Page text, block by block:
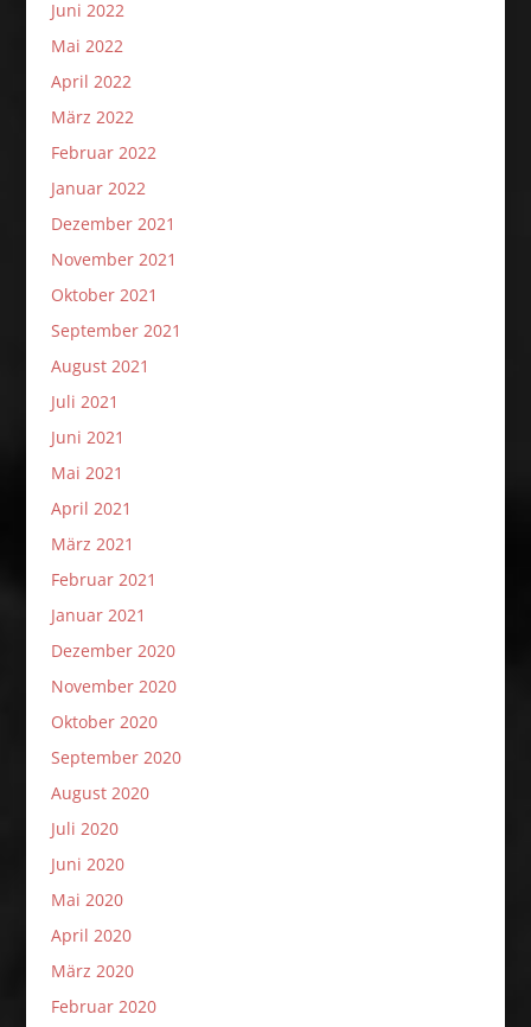
Juni 2022
Mai 2022
April 2022
März 2022
Februar 2022
Januar 2022
Dezember 2021
November 2021
Oktober 2021
September 2021
August 2021
Juli 2021
Juni 2021
Mai 2021
April 2021
März 2021
Februar 2021
Januar 2021
Dezember 2020
November 2020
Oktober 2020
September 2020
August 2020
Juli 2020
Juni 2020
Mai 2020
April 2020
März 2020
Februar 2020